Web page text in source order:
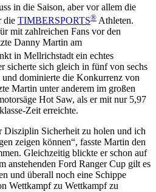
in die Saison, aber vor allem die
die TIMBERSPORTS® Athleten.
mit zahlreichen Fans vor den
Danny Martin am
in Mellrichstadt ein echtes
sicherte sich gleich in fünf von sechs
dominierte die Konkurrenz von
Martin unter anderem im großen
Hot Saw, als er mit nur 5,97
Zeit erreichte.
Disziplin Sicherheit zu holen und ich
zeigen können“, fasste Martin den
Gleichzeitig blickte er schon auf
anstehenden Ford Ranger Cup gilt es
und überall noch eine Schippe
Wettkampf zu Wettkampf zu